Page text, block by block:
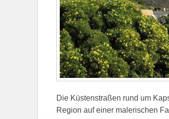
Die Küstenstraßen rund um
Region auf einer malerischen